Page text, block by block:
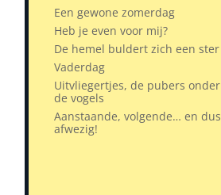
Een gewone zomerdag
Heb je even voor mij?
De hemel buldert zich een ster
Vaderdag
Uitvliegertjes, de pubers onder
de vogels
Aanstaande, volgende… en dus
afwezig!